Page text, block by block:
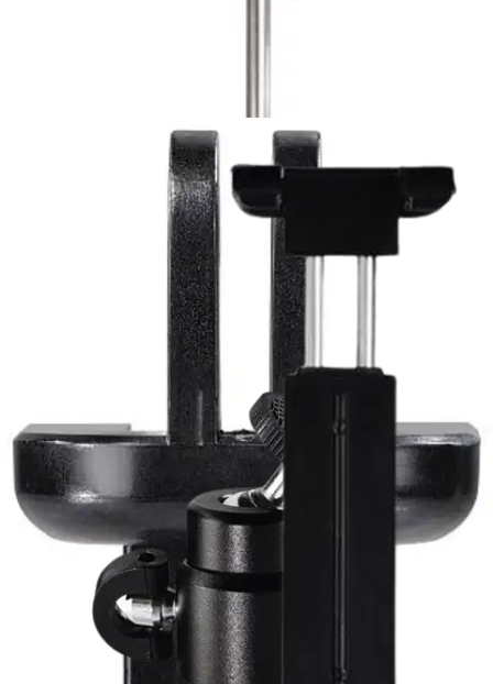
Hama Multi 4in1 pöytäjalusta
älypuhelimille, GoPro- ja
digikameroille
Tuotearvioiden keskiarvo
/5
arviota